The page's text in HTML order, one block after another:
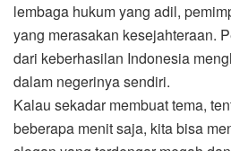
lembaga hukum yang adil,
yang merasakan kesejahteraan.
dari keberhasilan Indonesia
dalam negerinya sendiri.
Kalau sekadar membuat tema,
beberapa menit saja, kita bisa